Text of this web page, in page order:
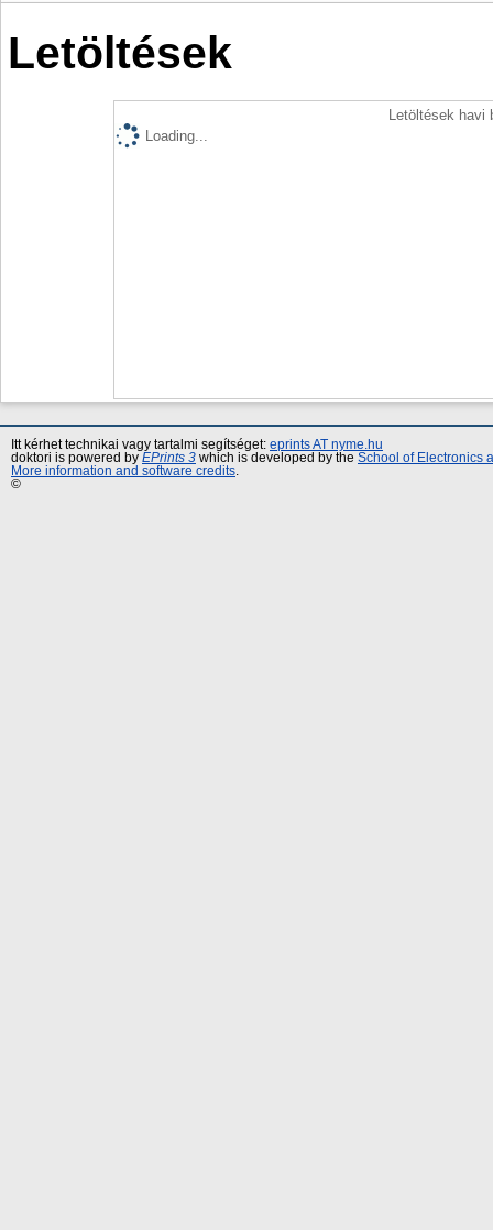
Letöltések
Letöltések
Loading...
Itt kérhet technikai vagy tartalmi segítséget: eprints AT nyme.hu
doktori is powered by EPrints 3 which is developed by the School of Electronics
More information and software credits
©